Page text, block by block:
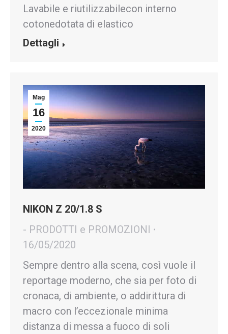
Lavabile e riutilizzabilecon interno
cotonedotata di elastico
Dettagli
Mag
16
2020
NIKON Z 20/1.8 S
- PRODOTTI e PROMOZIONI
16/05/2020
Sempre dentro alla scena, così vuole il
reportage moderno, che sia per foto di
cronaca, di ambiente, o addirittura di
macro con l’eccezionale minima
distanza di messa a fuoco di soli